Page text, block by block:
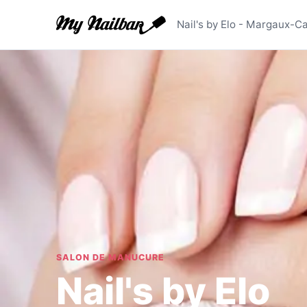
Nail's by
Nail's by Elo - Margaux-
SALON DE MANUCURE
Nail's by Elo